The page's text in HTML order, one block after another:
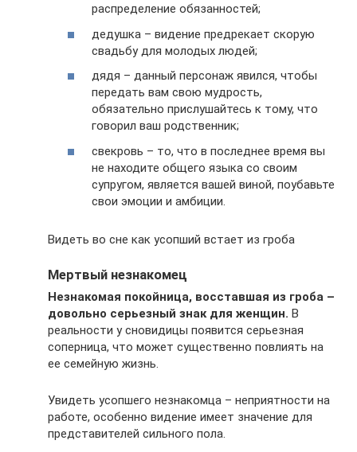
распределение обязанностей;
дедушка – видение предрекает скорую
свадьбу для молодых людей;
дядя – данный персонаж явился, чтобы
передать вам свою мудрость,
обязательно прислушайтесь к тому, что
говорил ваш родственник;
свекровь – то, что в последнее время вы
не находите общего языка со своим
супругом, является вашей виной, поубавьте
свои эмоции и амбиции.
Видеть во сне как усопший встает из гроба
Мертвый незнакомец
Незнакомая покойница, восставшая из гроба –
довольно серьезный знак для женщин. В
реальности у сновидицы появится серьезная
соперница, что может существенно повлиять на
ее семейную жизнь.
Увидеть усопшего незнакомца – неприятности на
работе, особенно видение имеет значение для
представителей сильного пола.